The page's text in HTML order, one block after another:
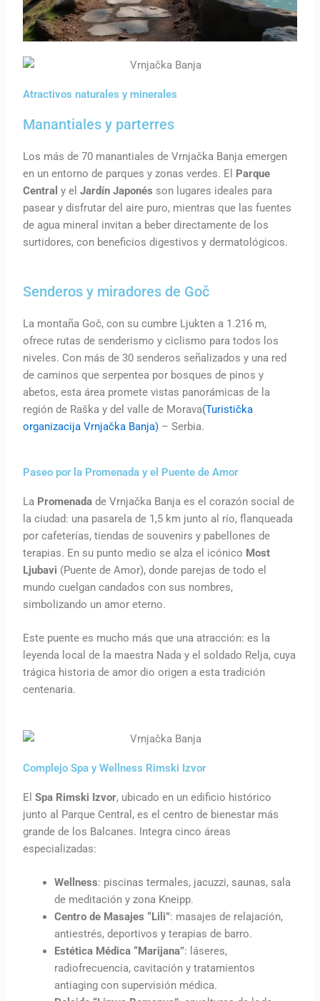
Atractivos naturales y minerales
Manantiales y parterres
Los más de 70 manantiales de Vrnjačka Banja emergen
en un entorno de parques y zonas verdes. El Parque
Central y elJardín Japonés son lugares ideales para
pasear y disfrutar del aire puro, mientras que las fuentes
de agua mineral invitan a beber directamente de los
surtidores, con beneficios digestivos y dermatológicos.
Senderos y miradores de Goč
La montaña Goč, con su cumbre Ljukten a 1.216 m,
ofrece rutas de senderismo y ciclismo para todos los
niveles. Con más de 30 senderos señalizados y una red
de caminos que serpentea por bosques de pinos y
abetos, esta área promete vistas panorámicas de la
región de Raška y del valle de Morava(Turistička
organizacija Vrnjačka Banja) – Serbia.
Paseo por la Promenada y el Puente de Amor
La Promenada de Vrnjačka Banja es el corazón social de
la ciudad: una pasarela de 1,5 km junto al río, flanqueada
por cafeterías, tiendas de souvenirs y pabellones de
terapias. En su punto medio se alza el icónico Most
Ljubavi (Puente de Amor), donde parejas de todo el
mundo cuelgan candados con sus nombres,
simbolizando un amor eterno.
Este puente es mucho más que una atracción: es la
leyenda local de la maestra Nada y el soldado Relja, cuya
trágica historia de amor dio origen a esta tradición
centenaria.
Complejo Spa y Wellness Rimski Izvor
ElSpa Rimski Izvor, ubicado en un edificio histórico
junto al Parque Central, es el centro de bienestar más
grande de los Balcanes. Integra cinco áreas
especializadas:
Wellness: piscinas termales, jacuzzi, saunas, sala
de meditación y zona Kneipp.
Centro de Masajes “Lili”: masajes de relajación,
antiestrés, deportivos y terapias de barro.
Estética Médica “Marijana”: láseres,
radiofrecuencia, cavitación y tratamientos
antiaging con supervisión médica.